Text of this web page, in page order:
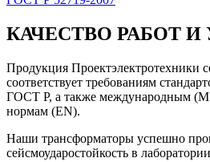
КАЧЕСТВО РАБОТ И
Продукция Проектэлектротехники
соответствует требованиям
ГОСТ Р, а также международным
нормам (EN).
Наши трансформаторы успешно
сейсмоударостойкость в